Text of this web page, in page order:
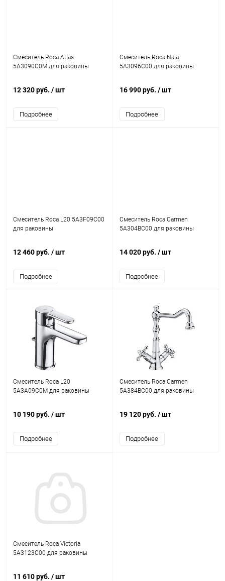
Смеситель Roca Atlas
5A3090C0M для раковины
12 320 руб. / шт
Подробнее
Смеситель Roca Naia
5A3096C00 для раковины
16 990 руб. / шт
Подробнее
Смеситель Roca L20 5A3F09C00
для раковины
12 460 руб. / шт
Подробнее
Смеситель Roca Carmen
5A304BC00 для раковины
14 020 руб. / шт
Подробнее
Смеситель Roca L20
5A3A09C0M для раковины
10 190 руб. / шт
Подробнее
Смеситель Roca Carmen
5A384BC00 для раковины
19 120 руб. / шт
Подробнее
Смеситель Roca Victoria
5A3123C00 для раковины
11 610 руб. / шт